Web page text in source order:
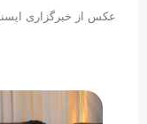
عکس از خبرگزاری